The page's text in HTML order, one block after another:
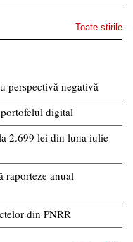
Toate stirile
perspectivă negativă
digital
2.699 lei din luna iulie
raporteze anual
din PNRR